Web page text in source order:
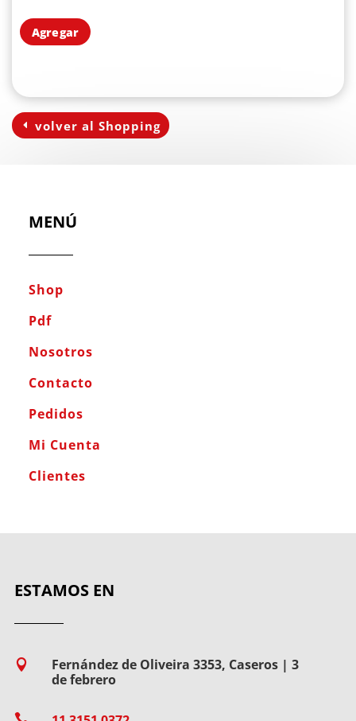
Agregar
volver al Shopping
MENÚ
Shop
Pdf
Nosotros
Contacto
Pedidos
Mi Cuenta
Clientes
ESTAMOS EN

Fernández de Oliveira 3353, Caseros | 3
de febrero